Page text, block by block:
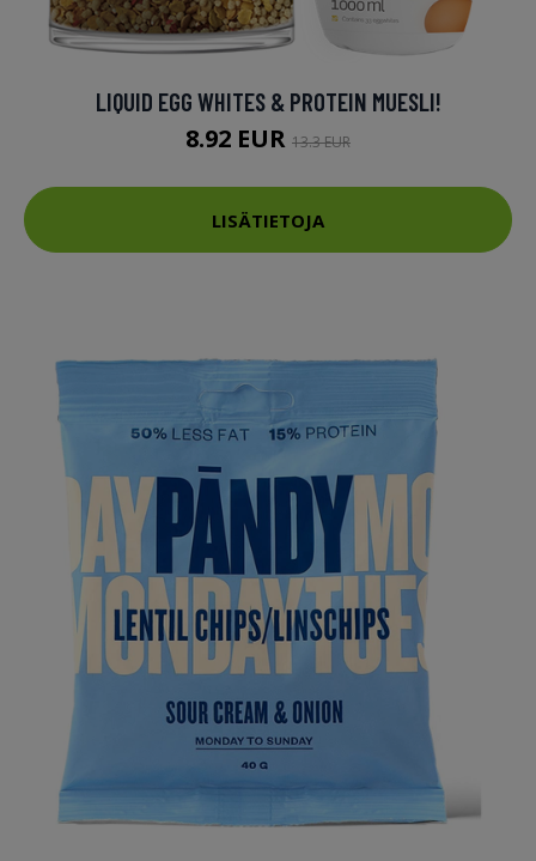
LIQUID EGG WHITES & PROTEIN MUESLI!
8.92 EUR 13.3 EUR
LISÄTIETOJA